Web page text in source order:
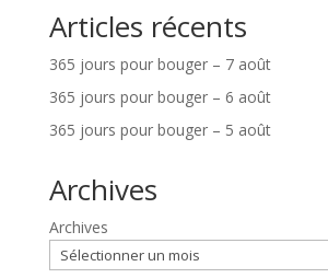
Articles récents
365 jours pour bouger – 7 août
365 jours pour bouger – 6 août
365 jours pour bouger – 5 août
Archives
Archives